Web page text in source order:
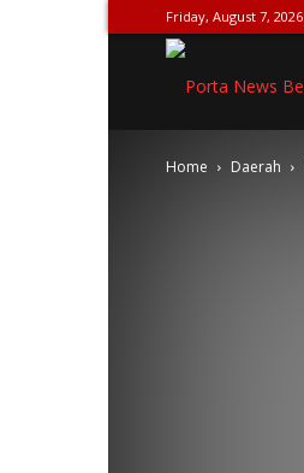
Friday, August 7, 2026
Home Daerah